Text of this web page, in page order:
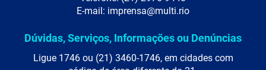
E-mail: imprensa@multi.rio
Dúvidas, Serviços, Informações ou Denúncias
Ligue 1746 ou (21) 3460-1746, em cidades com